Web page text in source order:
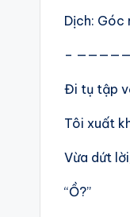
Dịch: Góc
–
Đi tụ tập
Tôi xuất
Vừa dứt
“Ồ?”